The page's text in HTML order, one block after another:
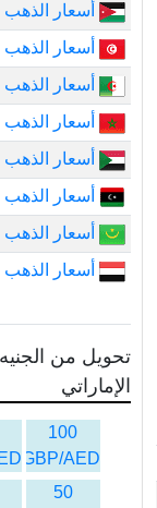
أسعار
أسعار
أسعار الذهب
أسعار
أسعار
أسعار الذهب
أسعار الذهب
أسعار
تحويل من
الإماراتي
100
GBP/AED
50